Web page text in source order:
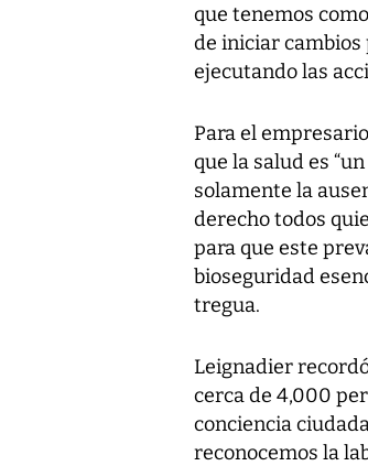
que tenemos
de iniciar
ejecutando las
Para el
que la salud es
solamente la
derecho todos
para que este
bioseguridad
tregua.
Leignadier
cerca de 4,000
conciencia
reconocemos la